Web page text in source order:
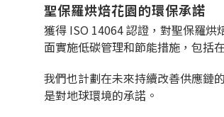
聖保羅烘焙花園的環保承諾
獲得 ISO 14064 認證，對聖保羅
面實施低碳管理和節能措施，包括
我們也計劃在未來持續改善供應鏈
是對地球環境的承諾。